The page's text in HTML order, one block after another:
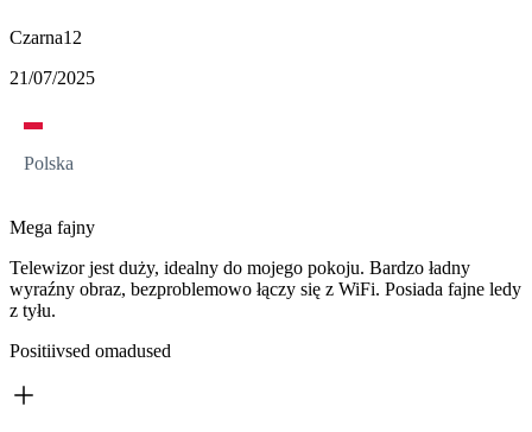
Czarna12
21/07/2025
Polska
Mega fajny
Telewizor jest duży, idealny do mojego pokoju. Bardzo ładny
wyraźny obraz, bezproblemowo łączy się z WiFi. Posiada fajne ledy
z tyłu.
Positiivsed omadused